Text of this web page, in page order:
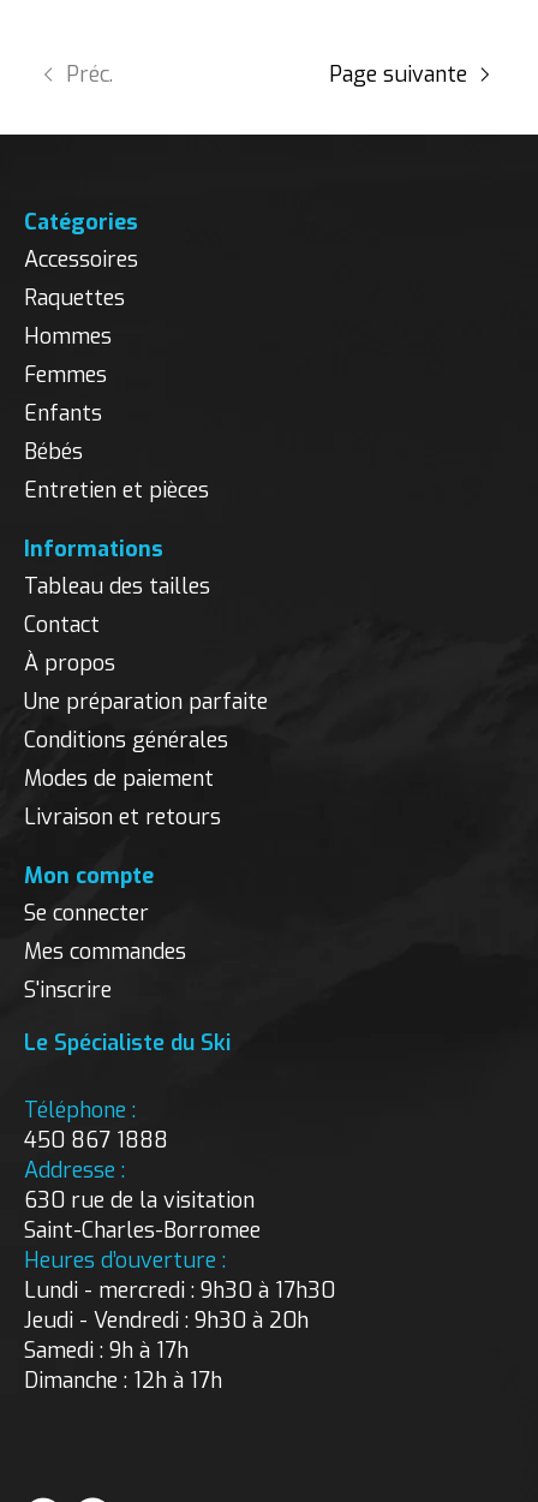
Préc. Page suivante
Catégories
Accessoires
Raquettes
Hommes
Femmes
Enfants
Bébés
Entretien et pièces
Informations
Tableau des tailles
Contact
À propos
Une préparation parfaite
Conditions générales
Modes de paiement
Livraison et retours
Mon compte
Se connecter
Mes commandes
S'inscrire
Le Spécialiste du Ski
Téléphone :
450 867 1888
Addresse :
630 rue de la visitation
Saint-Charles-Borromee
Heures d’ouverture :
Lundi - mercredi : 9h30 à 17h30
Jeudi - Vendredi : 9h30 à 20h
Samedi : 9h à 17h
Dimanche : 12h à 17h